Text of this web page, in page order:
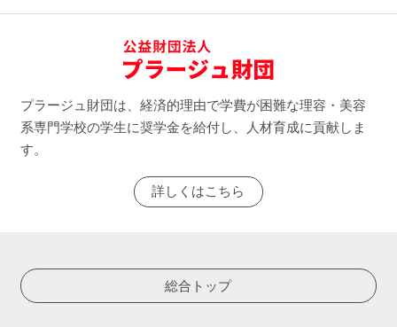
プラージュ財団は、経済的理由で学費が困難な理容・美容
系専門学校の学生に奨学金を給付し、人材育成に貢献しま
す。
詳しくはこちら
総合トップ